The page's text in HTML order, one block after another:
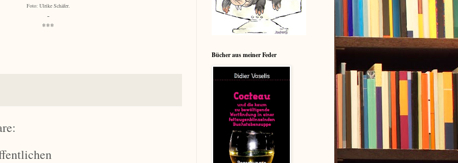
Foto: Ulrike Schäfer.
-
***
Bücher aus meiner Feder